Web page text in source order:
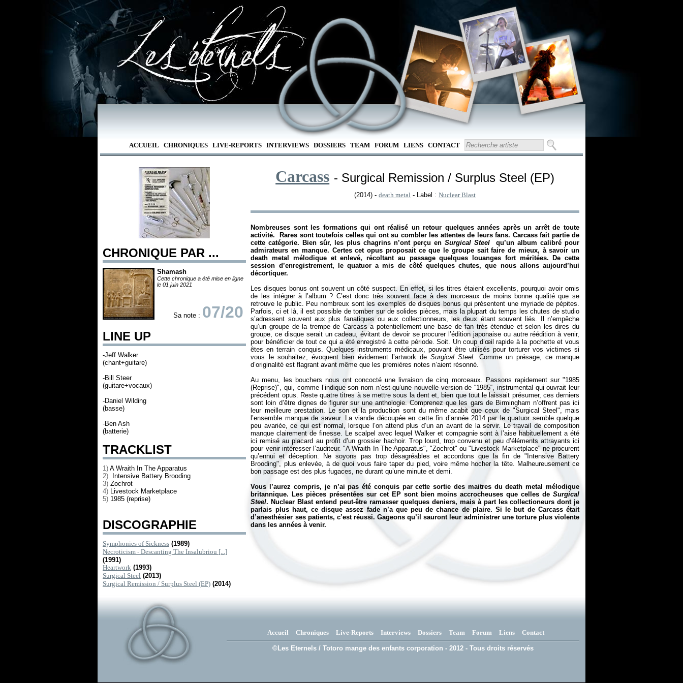
ACCUEIL CHRONIQUES LIVE-REPORTS INTERVIEWS DOSSIERS TEAM FORUM LIENS CONTACT
CHRONIQUE PAR ...
Shamash
Cette chronique a été mise en ligne
le 01 juin 2021
Sa note : 07/20
LINE UP
-Jeff Walker
(chant+guitare)
-Bill Steer
(guitare+vocaux)
-Daniel Wilding
(basse)
-Ben Ash
(batterie)
TRACKLIST
1) A Wraith In The Apparatus
2)
Intensive Battery Brooding
3) Zochrot
4) Livestock Marketplace
5) 1985 (reprise)
DISCOGRAPHIE
Symphonies of Sickness (1989)
Necroticism - Descanting The Insalubriou [...]
(1991)
Heartwork (1993)
Surgical Steel (2013)
Surgical Remission / Surplus Steel (EP) (2014)
Carcass - Surgical Remission / Surplus Steel (EP)
(2014) -death metal - Label :Nuclear Blast
Nombreuses sont les formations qui ont réalisé un retour quelques années après un arrêt de toute
activité. Rares sont toutefois celles qui ont su combler les attentes de leurs fans. Carcass fait partie de
cette catégorie. Bien sûr, les plus chagrins n’ont perçu enSurgical Steel
qu’un album calibré pour
admirateurs en manque. Certes cet opus proposait ce que le groupe sait faire de mieux, à savoir un
death metal mélodique et enlevé, récoltant au passage quelques louanges fort méritées. De cette
session d’enregistrement, le quatuor a mis de côté quelques chutes, que nous allons aujourd’hui
décortiquer.
Les disques bonus ont souvent un côté suspect. En effet, si les titres étaient excellents, pourquoi avoir omis
de les intégrer à l’album ? C’est donc très souvent face à des morceaux de moins bonne qualité que se
retrouve le public. Peu nombreux sont les exemples de disques bonus qui présentent une myriade de pépites.
Parfois, ci et là, il est possible de tomber sur de solides pièces, mais la plupart du temps les chutes de studio
s’adressent souvent aux plus fanatiques ou aux collectionneurs, les deux étant souvent liés. Il n’empêche
qu’un groupe de la trempe de Carcass a potentiellement une base de fan très étendue et selon les dires du
groupe, ce disque serait un cadeau, évitant de devoir se procurer l’édition japonaise ou autre réédition à venir,
pour bénéficier de tout ce qui a été enregistré à cette période. Soit. Un coup d’œil rapide à la pochette et vous
êtes en terrain conquis. Quelques instruments médicaux, pouvant être utilisés pour torturer vos victimes si
vous le souhaitez, évoquent bien évidement l’artwork deSurgical Steel.
Comme un présage, ce manque
d’originalité est flagrant avant même que les premières notes n’aient résonné.
Au menu, les bouchers nous ont concocté une livraison de cinq morceaux. Passons rapidement sur "1985
(Reprise)", qui, comme l’indique son nom n’est qu’une nouvelle version de “1985“, instrumental qui ouvrait leur
précédent opus. Reste quatre titres à se mettre sous la dent et, bien que tout le laissait présumer, ces derniers
sont loin d’être dignes de figurer sur une anthologie. Comprenez que les gars de Birmingham n’offrent pas ici
leur meilleure prestation. Le son et la production sont du même acabit que ceux de "Surgical Steel", mais
l’ensemble manque de saveur. La viande découpée en cette fin d’année 2014 par le quatuor semble quelque
peu avariée, ce qui est normal, lorsque l’on attend plus d’un an avant de la servir. Le travail de composition
manque clairement de finesse. Le scalpel avec lequel Walker et compagnie sont à l’aise habituellement a été
ici remisé au placard au profit d’un grossier hachoir. Trop lourd, trop convenu et peu d’éléments attrayants ici
pour venir intéresser l’auditeur. "A Wraith In The Apparatus", "Zochrot" ou "Livestock Marketplace" ne procurent
qu’ennui et déception. Ne soyons pas trop désagréables et accordons que la fin de "Intensive Battery
Brooding", plus enlevée, à de quoi vous faire taper du pied, voire même hocher la tête. Malheureusement ce
bon passage est des plus fugaces, ne durant qu’une minute et demi.
Vous l’aurez compris, je n’ai pas été conquis par cette sortie des maitres du death metal mélodique
britannique. Les pièces présentées sur cet EP sont bien moins accrocheuses que celles de Surgical
Steel. Nuclear Blast entend peut-être ramasser quelques deniers, mais à part les collectioneurs dont je
parlais plus haut, ce disque assez fade n’a que peu de chance de plaire. Si le but de Carcass était
d’anesthésier ses patients, c’est réussi. Gageons qu’il sauront leur administrer une torture plus violente
dans les années à venir.
Accueil Chroniques Live-Reports Interviews Dossiers Team Forum Liens Contact
©Les Eternels / Totoro mange des enfants corporation - 2012 - Tous droits réservés